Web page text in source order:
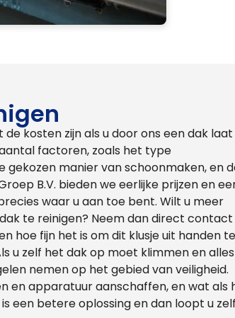
kosten zijn als u door ons een dak laat
factoren, zoals het type
gekozen manier van schoonmaken, en
B.V. bieden we eerlijke prijzen en
waar u aan toe bent. Wilt u meer
te reinigen? Neem dan direct contact
hoe fijn het is om dit klusje uit handen te
u zelf het dak op moet klimmen en alles
nemen op het gebied van veiligheid.
en apparatuur aanschaffen, en wat als
een betere oplossing en dan loopt u zelf